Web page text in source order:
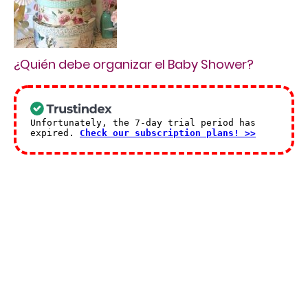
¿Quién debe organizar el Baby Shower?